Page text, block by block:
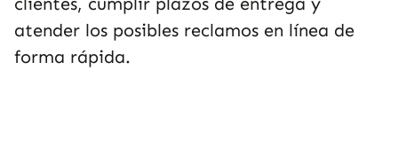
atender los posibles reclamos en línea de
forma rápida.